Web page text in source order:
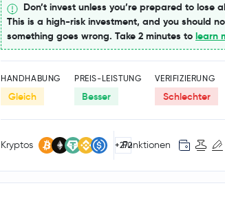
Don’t invest unless you’re prepared to lose
This is a high-risk investment, and you should
something goes wrong. Take 2 minutes to learn
HANDHABUNG
Gleich
PREIS-LEISTUNG
Besser
VERIFIZIERUNG
Schlechter
Kryptos +272Funktionen